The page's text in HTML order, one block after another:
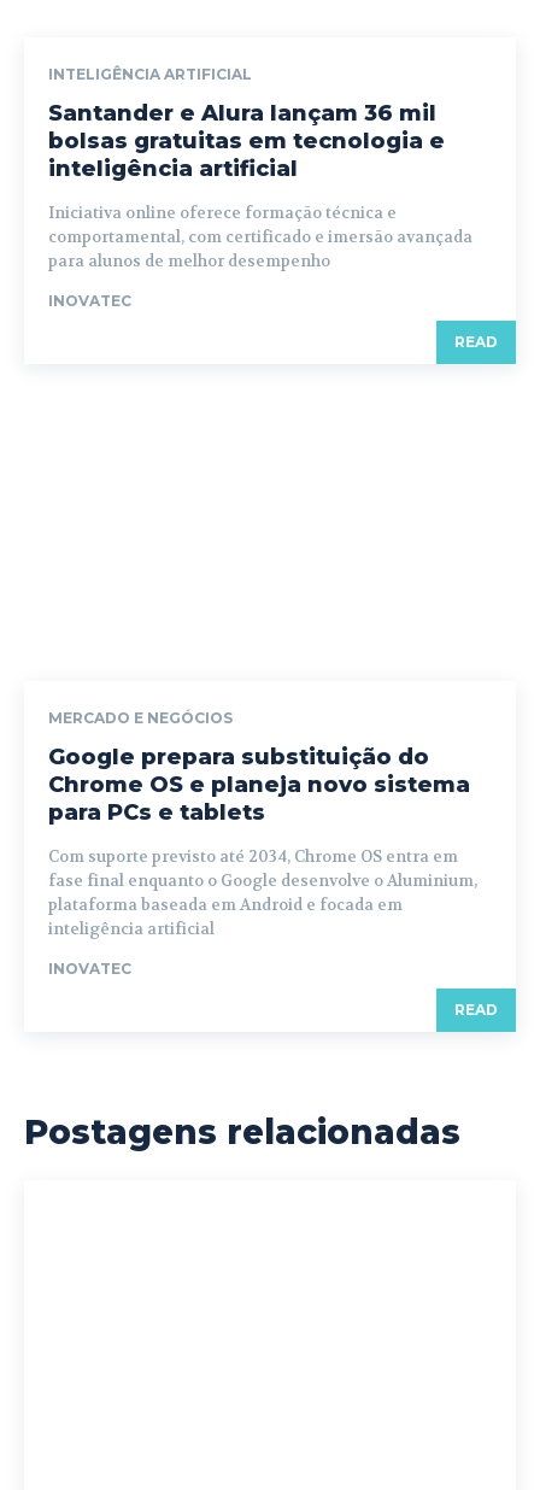
INTELIGÊNCIA ARTIFICIAL
Santander e Alura lançam 36 mil
bolsas gratuitas em tecnologia e
inteligência artificial
Iniciativa online oferece formação técnica e
comportamental, com certificado e imersão avançada
para alunos de melhor desempenho
INOVATEC
READ
MERCADO E NEGÓCIOS
Google prepara substituição do
Chrome OS e planeja novo sistema
para PCs e tablets
Com suporte previsto até 2034, Chrome OS entra em
fase final enquanto o Google desenvolve o Aluminium,
plataforma baseada em Android e focada em
inteligência artificial
INOVATEC
READ
Postagens relacionadas